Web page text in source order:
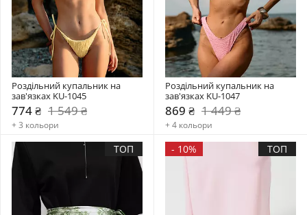
Роздільний купальник на
зав'язках KU-1045
774 ₴ 1 549 ₴
+ 3 кольори
Роздільний купальник на
зав'язках KU-1047
869 ₴ 1 449 ₴
+ 4 кольори
ТОП - 10% ТОП